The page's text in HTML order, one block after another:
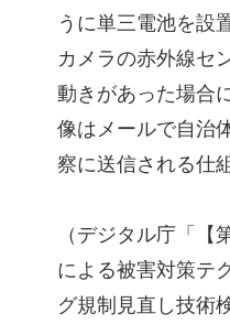
うに単三電池を設
カメラの赤外線セ
動きがあった場合
像はメールで自治
察に送信される仕
（デジタル庁「【
による被害対策テ
グ規制見直し技術